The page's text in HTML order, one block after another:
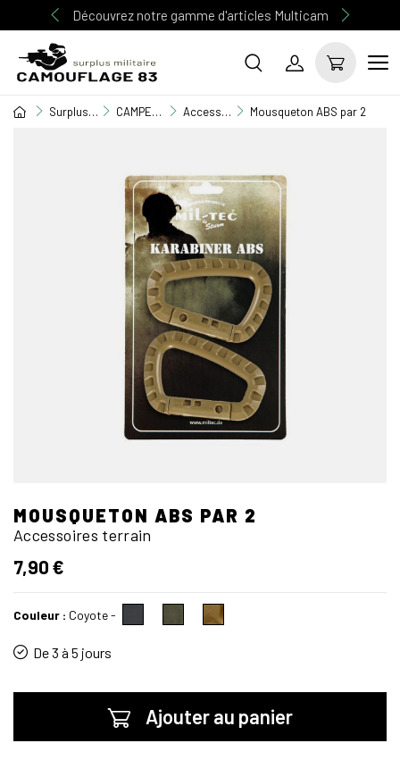
Découvrez notre gamme d'articles Multicam
Surplus Militaire CAMPEMENT / BIVOUAC Accessoires terrain Mousqueton ABS par 2
MOUSQUETON ABS PAR 2
Accessoires terrain
7,90 €
Couleur : Coyote-
De 3 à 5 jours
Ajouter au panier